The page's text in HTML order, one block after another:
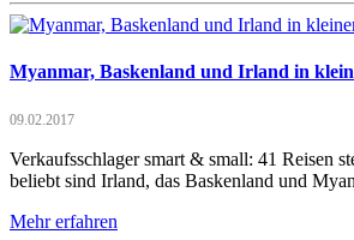
Myanmar, Baskenland und Irland in
09.02.2017
Verkaufsschlager smart & small: 41 Reisen
beliebt sind Irland, das Baskenland und
Mehr erfahren